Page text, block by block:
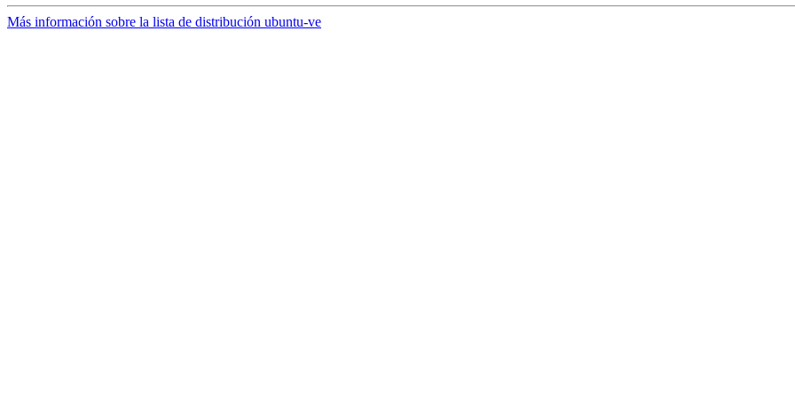
Más información sobre la lista de distribución ubuntu-ve